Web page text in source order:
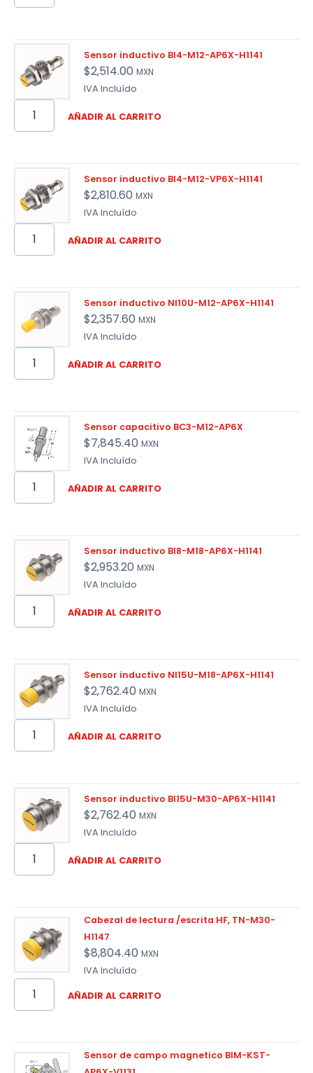
Sensor inductivo BI4-M12-AP6X-H1141
$2,514.00 MXN
IVA Incluído
AÑADIR AL CARRITO
Sensor inductivo BI4-M12-VP6X-H1141
$2,810.60 MXN
IVA Incluído
AÑADIR AL CARRITO
Sensor inductivo NI10U-M12-AP6X-H1141
$2,357.60 MXN
IVA Incluído
AÑADIR AL CARRITO
Sensor capacitivo BC3-M12-AP6X
$7,845.40 MXN
IVA Incluído
AÑADIR AL CARRITO
Sensor inductivo BI8-M18-AP6X-H1141
$2,953.20 MXN
IVA Incluído
AÑADIR AL CARRITO
Sensor inductivo NI15U-M18-AP6X-H1141
$2,762.40 MXN
IVA Incluído
AÑADIR AL CARRITO
Sensor inductivo BI15U-M30-AP6X-H1141
$2,762.40 MXN
IVA Incluído
AÑADIR AL CARRITO
Cabezal de lectura /escrita HF, TN-M30-
H1147
$8,804.40 MXN
IVA Incluído
AÑADIR AL CARRITO
Sensor de campo magnetico BIM-KST-